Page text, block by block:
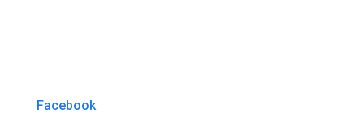
Facebook